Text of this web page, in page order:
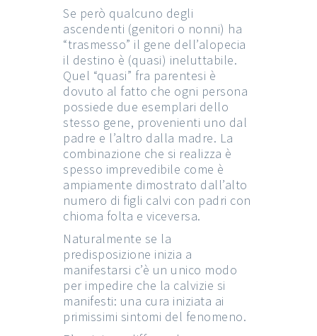
Se però qualcuno degli
ascendenti (genitori o nonni) ha
“trasmesso” il gene dell’alopecia
il destino è (quasi) ineluttabile.
Quel “quasi” fra parentesi è
dovuto al fatto che ogni persona
possiede due esemplari dello
stesso gene, provenienti uno dal
padre e l’altro dalla madre. La
combinazione che si realizza è
spesso imprevedibile come è
ampiamente dimostrato dall’alto
numero di figli calvi con padri con
chioma folta e viceversa.
Naturalmente se la
predisposizione inizia a
manifestarsi c’è un unico modo
per impedire che la calvizie si
manifesti: una cura iniziata ai
primissimi sintomi del fenomeno.